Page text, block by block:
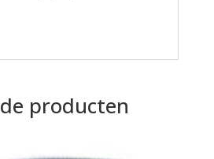
producten